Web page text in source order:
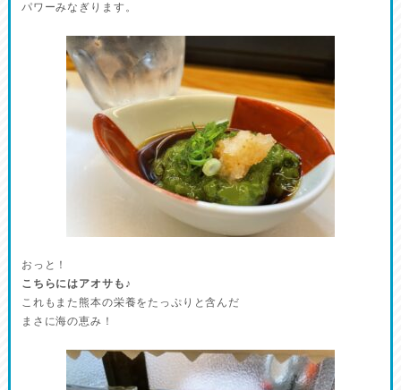
パワーみなぎります。
おっと！
こちらにはアオサも♪
これもまた熊本の栄養をたっぷりと含んだ
まさに海の恵み！